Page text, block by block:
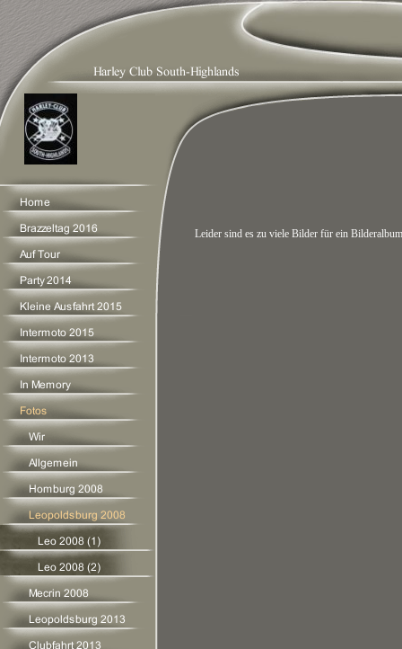
Leider sind es zu viele Bilder für ein